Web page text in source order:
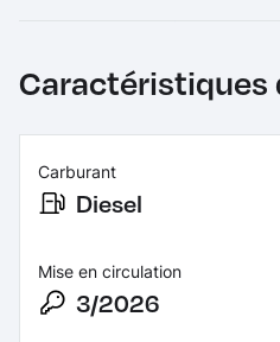
Caractéristiques
Carburant
Diesel
Mise en circulation
3/2026